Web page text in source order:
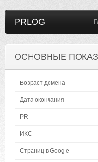
PRLOG
ОСНОВНЫЕ
Возраст домена
Дата окончания
PR
ИКС
Страниц в Google